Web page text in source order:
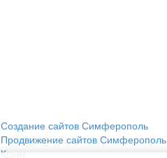
Создание сайтов Симферополь
Продвижение сайтов Симферополь
Крым